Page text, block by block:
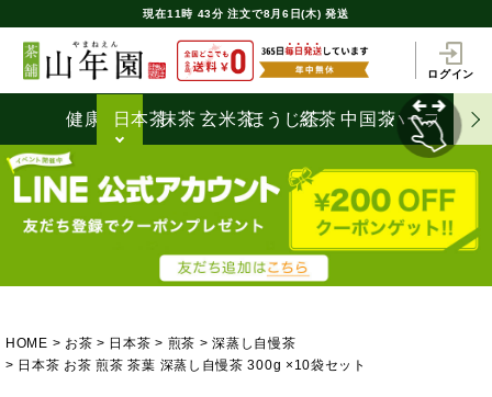
現在11時 43分 注文で8月6日(木) 発送
ログイン
健康茶日本茶抹茶 玄米茶ほうじ茶
紅茶 中国茶ハーブティ
HOME お茶 日本茶 煎茶
深蒸し自慢茶
日本茶 お茶 煎茶 茶葉 深蒸し自慢茶 300g ×10袋セット